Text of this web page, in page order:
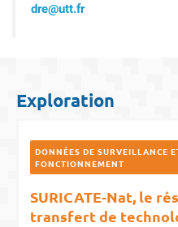
dre@utt.fr
Exploration
DONNÉES DE SURVEILLANCE
FONCTIONNEMENT
SURICATE-Nat, le
transfert de